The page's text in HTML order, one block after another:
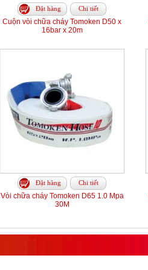
Đặt hàng Chi tiết
Cuộn vòi chữa cháy Tomoken D50 x
16bar x 20m
Đặt hàng Chi tiết
Vòi chữa cháy Tomoken D65 1.0 Mpa
30M